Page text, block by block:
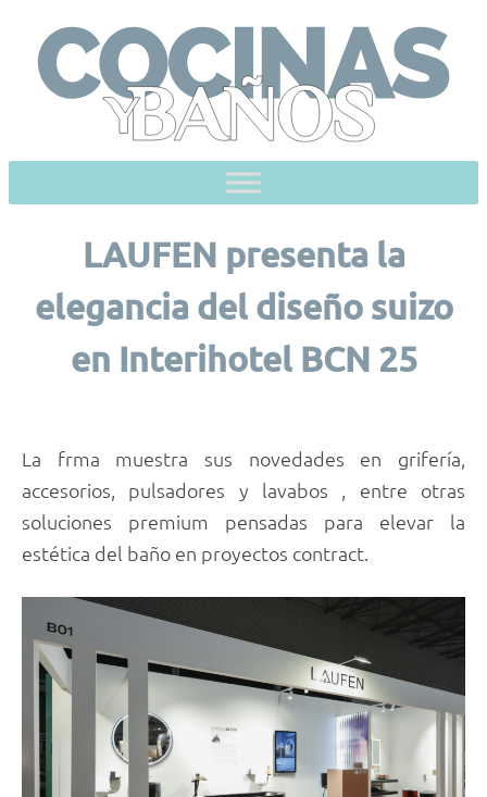
content
LAUFEN presenta la
elegancia del diseño suizo
en Interihotel BCN 25
La frma muestra sus novedades en grifería,
accesorios, pulsadores y lavabos , entre otras
soluciones premium pensadas para elevar la
estética del baño en proyectos contract.